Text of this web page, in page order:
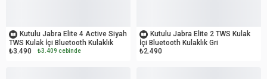
Kutulu Jabra Elite 4 Active Siyah
TWS Kulak İçi Bluetooth Kulaklık
₺3.490
₺3.409 cebinde
Kutulu Jabra Elite 2 TWS Kulak
İçi Bluetooth Kulaklık Gri
₺2.490